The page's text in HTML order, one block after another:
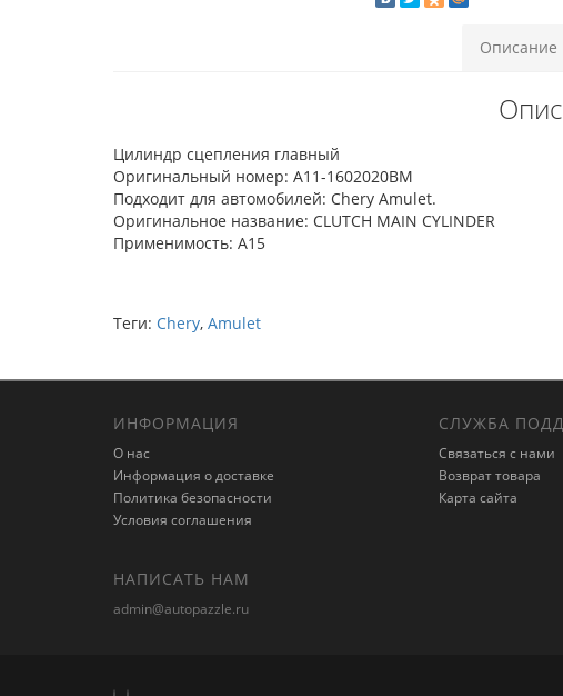
Описание
Цилиндр сцепления главный
Оригинальный номер: A11-1602020BM
Подходит для автомобилей: Chery Amulet.
Оригинальное название: CLUTCH MAIN CYLINDER
Применимость: A15
Теги: Chery, Amulet
ИНФОРМАЦИЯ
О нас
Информация о доставке
Политика безопасности
Условия соглашения
СЛУЖБА
Связаться с нами
Возврат товара
Карта сайта
НАПИСАТЬ НАМ
admin@autopazzle.ru